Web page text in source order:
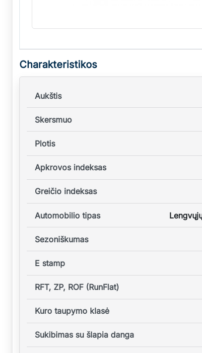
Charakteristikos
Aukštis
Skersmuo
Plotis
Apkrovos indeksas
Greičio indeksas
Automobilio tipas
Sezoniškumas
E stamp
RFT, ZP, ROF (RunFlat)
Kuro taupymo klasė
Sukibimas su šlapia danga